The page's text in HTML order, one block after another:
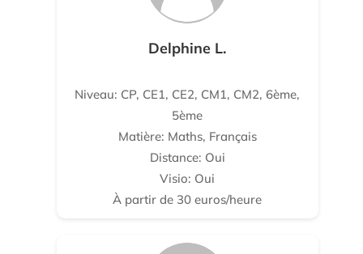
Delphine L.
Niveau: CP, CE1, CE2, CM1, CM2, 6ème,
5ème
Matière: Maths, Français
Distance: Oui
Visio: Oui
À partir de 30 euros/heure